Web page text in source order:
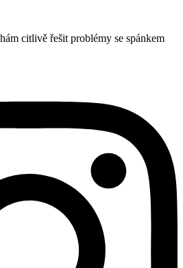
citlivě řešit problémy se spánkem